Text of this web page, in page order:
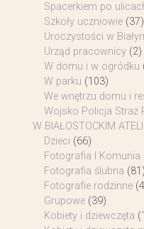
Spacerkiem po
Szkoły uczniowie (37)
Uroczystości w
Urząd pracownicy (2)
W domu i w ogródku
W parku (103)
We wnętrzu domu i
Wojsko Policja Straż
W BIAŁOSTOCKIM
Dzieci (66)
Fotografia I Komunia
Fotografia ślubna (81)
Fotografie rodzinne
Grupowe (39)
Kobiety i dziewczęta